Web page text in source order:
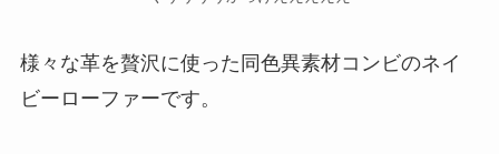
様々な革を贅沢に使った同色異素材コンビのネイ
ビーローファーです。